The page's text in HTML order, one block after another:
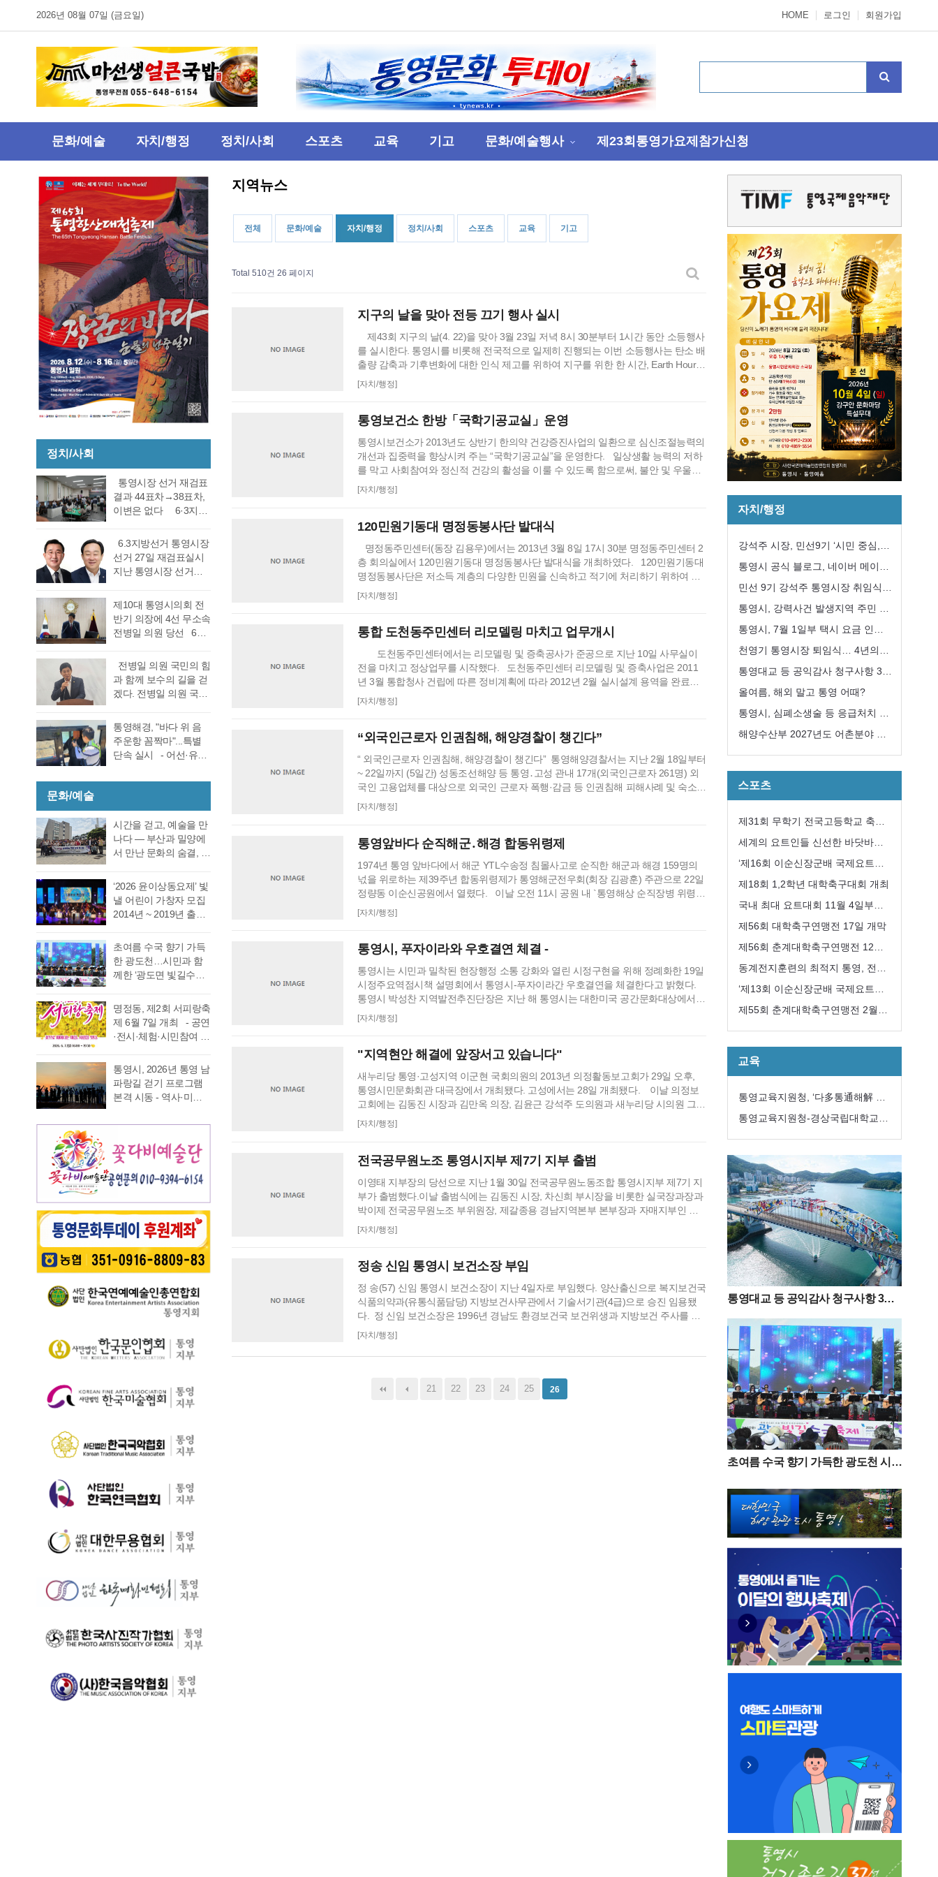
2026년 08월 07일 (금요일) HOME 로그인 회원가입
문화/예술 자치/행정 정치/사회 스포츠 교육 기고 문화/예술행사 제23회통영가요제참가신청
정치/사회
통영시장 선거 재검표
결과 44표차→38표차,
이변은 없다 6·3지방
검표 결과 강석주 시장
이 38표차로 6표가 변
동되었으나 천영기 당
는 창원시 성산구에 있
는 도선관위 청사 6층
대회의실에서 실시한
차에서 38표차로 더불
어민주당 강석주 시장
이 국민의힘 천영기 전
보는 기존과 동일, 천영
기 후보는 기존보다 6표
증가했다. 이로써 두 후
6.3지방선거 통영시장
선거 27일 재검표실시
지난 통영시장 선거에
서 0.06%(44표) 차이로
당락이 갈렸던 6.3지방
선거 통영시장선거 결
과에 대한 천영기 후보
드려져 경남선관위가
재검표를 결정했다. 경
남 선거관리위원회가
난 6·3 지방선거에서 44
표 차이로 당락이 갈린
통영시장 선거에 대한
남 선관위에서 하기로
27일 오후 2시 경남도
선관위 청사 6층 회의실
에서 전량 수작…
제10대 통영시의회 전
반기 의장에 4선 무소속
전병일 의원 당선 6일
거를 위한 제244회 임
시회를에서 4선 전병일
의원이 전반기 의장에
결을 펼친 무소속 전병
일 의원이 각각 등록해
정견 발표 이후 곧바로
원 7표로 통영시의회
회의규칙에 따른 재적
의원 과반수 득표자가
나오지 않았고 2차 투표
에서도 1차투료와 같이
정…
전병일 의원 국민의 힘
과 함께 보수의 길을 걷
겠다. 전병일 의원 국민
통영시 가선거구 전병
일 의원이 1일 오전 통
영시청 브리핑 룸에서
기자회견을 열고 통영
소회를 밝혔다. 전병일
위원은 “지난 지방선거
에서 대한민국 보수의
텃밭이라고 평가받던
시의회 개원 이후 처음
으로 진보진영인 민주
당이 과반 의석을 차지
었다. 이에 먼저 평생 보
수를 자처하던 저의 부
족함을 질책하…
통영해경, "바다 위 음
주운항 꼼짝마"...특별
단속 실시 - 어선·유도
대상, 음주운항 근절 총
여름철 해양관광객 증
가와 금어기 해제에 따
른 출어선 증가로 음주
운항 사고 발생이 우려
부터 8월 28일(금)까지
71일간 음주운항 특별
단속을 실시한다고 밝
혔다. 최근 3년간
음주운항 단속 현황을
분석한 결과, 본격적인
조업이 시작되는 봄철
운항이 지속적으로 발
생했으며, 특히 여름철
적발 …
문화/예술
시간을 걷고, 예술을 만
나다 ― 부산과 밀양에
서 만난 문화의 숨결, 그
은 길을 따라 움직이지
만, 마음은 시간을 따라
걷는다. 어떤 여행은 낯
선 풍경을 만나기 위해
래도록 마음속에 품어
온 질문의 답을 찾기 위
해 길을 나선다. 이번 여
다. 역사와 예술을 만나
고, 그 속에서 통영의 내
일을 그려 보기 위한 작
다. 2026년 7월 17일,
아침 여덟 시. 무전동
열방교회 앞에는 두 대
의 버스가 숨고르기를
‘2026 윤이상동요제’ 빛
낼 어린이 가창자 모집
2014년 ~ 2019년 출생
가능 통영국제음악재
단(이사장 강석주)이 오
는 9월 19일 개최하는
를 모집한다. ‘윤이상
동요제’는 통영국제음
악재단이 세계적인 작
악적 유산을 계승하고
자 시작한 사업으로, 어
린이들에게 음악 교육
동요를 보급하기 위해
있다. 윤이상 선생은 현
대음악의 거장으로 널
리 알려져 있지만, 해방
초여름 수국 향기 가득
한 광도천…시민과 함
께한 ‘광도면 빛길수국
정취가 절정에 이른 6월
20일 통영시 광도면(면
장 노승욱) 광도천 일원
에서는 형형색색의 수
많은 시민과 관광객이
찾은 「광도면 빛길수
국축제」가 성황리에
라 만개한 수국길은 동
심의 세계를 느끼게 하
고 연인은 물론 가족들
과 나들이 나온 이들의
미소함께 발길을 사로
빛, 하늘빛 수국이 어우
러진 산책로는 곳곳이
사진 명소로 변하며 꽃
길을 걷는 이들의 웃음
소리가…
명정동, 제2회 서피랑축
제 6월 7일 개최 - 공연
·전시·체험·시민참여 프
사 마련 명정동주민자
치위원회(위원장 이진
숙)가 주최·주관하는
까지 서피랑공원 일대
에서 개최된다. 이번 축
제는 통영시, 명정동, 명
정동자생단체가 후원하
고 지역 주민과 관광객
이 함께 어울려 서피랑
의 매력을 즐길 수 있는
주민 참여형 축제로 구
성한다는 계획이다. 행
사에서는 길놀이를 시
작으로 충렬초등학교
학생들의 우쿨렐레 발
표공연과 명정동 주민
통영시, 2026년 통영 남
파랑길 걷기 프로그램
본격 시동 - 역사·미식·
영 고유의 차별화된 테
영시는 한려수도의 수
려한 비경과 풍부한 역
사·문화자원을 결합한
해 2026년 통영 남파랑
길 걷기 프로그램을 본
격 운영한다고 밝혔다.
이번 사업은 남파랑길
통영 구간(14~15코스,
력을 널리 알리고 도보
여행 활성화를 도모하
기 위해 추진된다. 통영
의 역사·문화·미식·야간
관광 자원을 연계한 다
운영하고, 통영 …
지역뉴스
전체 문화/예술 자치/행정 정치/사회 스포츠 교육 기고
Total 510건 26 페이지
지구의 날을 맞아 전등 끄기 행사 실시
제43회 지구의 날(4. 22)을 맞아 3월 23일 저녁 8시 30분부터 1시간 동안 소등행사
를 실시한다. 통영시를 비롯해 전국적으로 일제히 진행되는 이번 소등행사는 탄소 배
출량 감축과 기후변화에 대한 인식 제고를 위하여 지구를 위한 한 시간, Earth Hour라
는 테마로 3월 23일 오후 8시 30분부터 9시 30분까지 1시간 동안 실시될 예정이다.
[자치/행정]
통영보건소 한방「국학기공교실」운영
통영시보건소가 2013년도 상반기 한의약 건강증진사업의 일환으로 심신조절능력의
개선과 집중력을 향상시켜 주는 “국학기공교실”을 운영한다. 일상생활 능력의 저하
를 막고 사회참여와 정신적 건강의 활성을 이룰 수 있도록 함으로써, 불안 및 우울의
개선, 신체기능 및 자긍심 향상을 도모하기 위한 취지다. 운영기간은 4월 1부터 6월
또는…
[자치/행정]
120민원기동대 명정동봉사단 발대식
명정동주민센터(동장 김용우)에서는 2013년 3월 8일 17시 30분 명정동주민센터 2
층 회의실에서 120민원기동대 명정동봉사단 발대식을 개최하였다. 120민원기동대
명정동봉사단은 저소득 계층의 다양한 민원을 신속하고 적기에 처리하기 위하여 다
양한 분야의 서비스 자원봉사자 12명으로 구성되었으며 이날 발대식은 위촉장 수여,
[자치/행정]
통합 도천동주민센터 리모델링 마치고 업무개시
도천동주민센터에서는 리모델링 및 증축공사가 준공으로 지난 10일 사무실이
전을 마치고 정상업무를 시작했다. 도천동주민센터 리모델링 및 증축사업은 2011
년 3월 통합청사 건립에 따른 정비계획에 따라 2012년 2월 실시설계 용역을 완료하
고 7억 6천만 원의 사업비를 들여 지난 2월 모든 사업을 마무리했다. 총 대지 671㎡
[자치/행정]
“외국인근로자 인권침해, 해양경찰이 챙긴다”
“ 외국인근로자 인권침해, 해양경찰이 챙긴다” 통영해양경찰서는 지난 2월 18일부터
~ 22일까지 (5일간) 성동조선해양 등 통영․고성 관내 17개(외국인근로자 261명) 외
국인 고용업체를 대상으로 외국인 근로자 폭행·감금 등 인권침해 피해사례 및 숙소
등 생활여건 실태점검을 실시했다. 통계청에서 발간한 “한국의 사회동향 2012”에 따
사각지대에 놓여있다. 그 결…
[자치/행정]
통영앞바다 순직해군․해경 합동위령제
1974년 통영 앞바다에서 해군 YTL수송정 침몰사고로 순직한 해군과 해경 159명의
넋을 위로하는 제39주년 합동위령제가 통영해군전우회(회장 김광훈) 주관으로 22일
정량동 이순신공원에서 열렸다. 이날 오전 11시 공원 내 `통영해상 순직장병 위령
탑' 앞에서 열린 위령제에는 통영해군전우회를 비롯해 유가족과 해군ㆍ해경 관계자,
도.시의원, 각급 기관 단체장 등 250여명이 참석했다. 합동위령제는 해군 의장대의
김외갑 …
[자치/행정]
통영시, 푸자이라와 우호결연 체결 -
통영시는 시민과 밀착된 현장행정 소통 강화와 열린 시정구현을 위해 정례화한 19일
시정주요역점시책 설명회에서 통영시-푸자이라간 우호결연을 체결한다고 밝혔다.
통영시 박성찬 지역발전추진단장은 지난 해 통영시는 대한미국 공간문화대상에서
대통령상 수상 등 중앙과 경남도로부터 28건의 수상과 공모사업 등이 선정되어 좋은
론의 적극적인 통보에 깊이 감사를 드린다고 덧붙였다. 통영…
[자치/행정]
"지역현안 해결에 앞장서고 있습니다"
새누리당 통영·고성지역 이군현 국회의원의 2013년 의정활동보고회가 29일 오후,
통영시민문화회관 대극장에서 개최됐다. 고성에서는 28일 개최됐다. 이날 의정보
고회에는 김동진 시장과 김만옥 의장, 김윤근 강석주 도의원과 새누리당 시의원 그리
고 관변단체장과 당원 및 시민 등 500여명이 참석했다. 이군현 국회의원은 통해 "3
원과 합심하여 한층 나은 통영시를 만들기 위…
[자치/행정]
전국공무원노조 통영시지부 제7기 지부 출범
이영태 지부장의 당선으로 지난 1월 30일 전국공무원노동조합 통영시지부 제7기 지
부가 출범했다.이날 출범식에는 김동진 시장, 차신희 부시장을 비롯한 실국장과장과
박이제 전국공무원노조 부위원장, 제갈종용 경남지역본부 본부장과 자매지부인 이
동철 안동지부비대위원장, 임석곤 전주지부장, 남대길 울산지부장, 경남지역 각 지부
관계자들과 노조원 등 500여명이 참석했다. 5,6기 지부장을 지낸 류성한 이임지부장
과 사회봉사활동 등 시민을 위한 현장행정을 펼친 공을 인정…
[자치/행정]
정송 신임 통영시 보건소장 부임
정 송(57) 신임 통영시 보건소장이 지난 4일자로 부임했다. 양산출신으로 복지보건국
식품의약과(유통식품담당) 지방보건사무관에서 기술서기관(4급)으로 승진 임용됐
다. 정 신임 보건소장은 1996년 경남도 환경보건국 보건위생과 지방보건 주사를 거
쳐 2007년 7월 창녕군 보건소 소장 역임, 2001년 대통령표창 수상, 1993년 보건사회
녕군으로 전입해 창녕군보건소장, 보건복지여성국 보건행정과…
[자치/행정]
이전 21 22 23 24 25 26
자치/행정
강석주 시장, 민선9기 ‘시민 중심,
강한 통영’구현 첫 걸음
통영시 공식 블로그, 네이버 메이트
국내여행 분야 선정
민선 9기 강석주 통영시장 취임식
개최
통영시, 강력사건 발생지역 주민 긴
급 지원대책 추진
통영시, 7월 1일부 택시 요금 인
상... 기본요금 4,600원
천영기 통영시장 퇴임식… 4년의
여정 마무리
통영대교 등 공익감사 청구사항 3
건“감사 필요성 없다”
올여름, 해외 말고 통영 어때?
통영시, 심폐소생술 등 응급처치 교
육 희망자 모집
해양수산부 2027년도 어촌분야 일
반농산어촌개발사업 ‘신봉권역단위
스포츠
제31회 무학기 전국고등학교 축구
대회 성공리에 개최
세계의 요트인들 신선한 바닷바람
과 수산물에 한껏 취해
‘제16회 이순신장군배 국제요트대
회’ 개최
제18회 1,2학년 대학축구대회 개최
국내 최대 요트대회 11월 4일부터
8일까지 통영 한산도 앞바다에서
개최
제56회 대학축구연맹전 17일 개막
제56회 춘계대학축구연맹전 12일
개막
동계전지훈련의 최적지 통영, 전국
에서 모이다
‘제13회 이순신장군배 국제요트대
회’ 내달 8일개막
제55회 춘계대학축구연맹전 2월
12일 개막
교육
통영교육지원청, ‘다多통通해解 학
생맞춤통합지원 전문자문위원단’구
성
통영교육지원청-경상국립대학교
해양과학대학,
통영대교 등 공익감사 청구사항 3
초여름 수국 향기 가득한 광도천 시민